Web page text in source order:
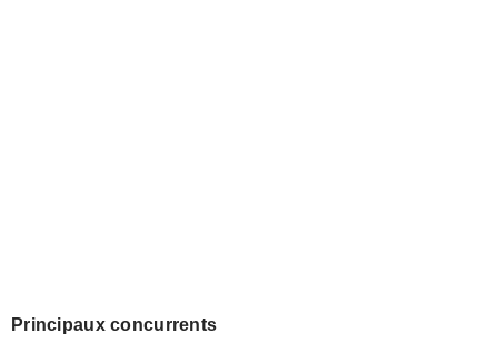
Principaux concurrents